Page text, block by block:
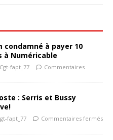
condamné à payer 10
à Numéricable
Cgt-fapt_77
Commentaires
: Serris et Bussy
fapt_77 Commentaires fermés